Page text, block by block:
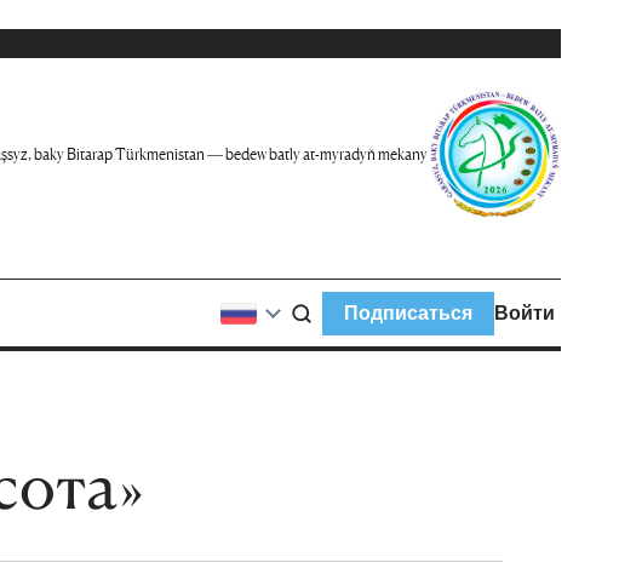
baky Bitarap Türkmenistan — bedew batly at-myradyň mekany
Подписаться Войти